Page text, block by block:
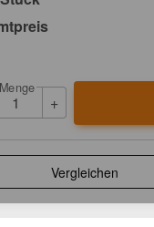
Menge
+
Vergleichen